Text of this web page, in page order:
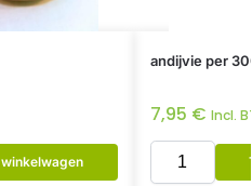
andijvie per
7,95 € Incl.